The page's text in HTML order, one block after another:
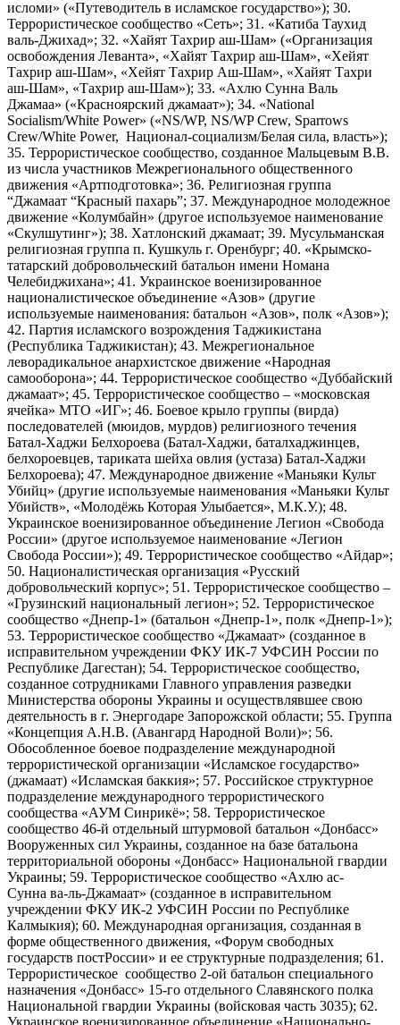
исломи» («Путеводитель в исламское государство»); 30.
Террористическое сообщество «Сеть»; 31. «Катиба Таухид
валь-Джихад»; 32. «Хайят Тахрир аш-Шам» («Организация
освобождения Леванта», «Хайят Тахрир аш-Шам», «Хейят
Тахрир аш-Шам», «Хейят Тахрир Аш-Шам», «Хайят Тахри
аш-Шам», «Тахрир аш-Шам»); 33. «Ахлю Сунна Валь
Джамаа» («Красноярский джамаат»); 34. «National
Socialism/White Power» («NS/WP, NS/WP Crew, Sparrows
Crew/White Power, Национал-социализм/Белая сила, власть»);
35. Террористическое сообщество, созданное Мальцевым В.В.
из числа участников Межрегионального общественного
движения «Артподготовка»; 36. Религиозная группа
“Джамаат “Красный пахарь”; 37. Международное молодежное
движение «Колумбайн» (другое используемое наименование
«Скулшутинг»); 38. Хатлонский джамаат; 39. Мусульманская
религиозная группа п. Кушкуль г. Оренбург; 40. «Крымско-
татарский добровольческий батальон имени Номана
Челебиджихана»; 41. Украинское военизированное
националистическое объединение «Азов» (другие
используемые наименования: батальон «Азов», полк «Азов»);
42. Партия исламского возрождения Таджикистана
(Республика Таджикистан); 43. Межрегиональное
леворадикальное анархистское движение «Народная
самооборона»; 44. Террористическое сообщество «Дуббайский
джамаат»; 45. Террористическое сообщество – «московская
ячейка» МТО «ИГ»; 46. Боевое крыло группы (вирда)
последователей (мюидов, мурдов) религиозного течения
Батал-Хаджи Белхороева (Батал-Хаджи, баталхаджинцев,
белхороевцев, тариката шейха овлия (устаза) Батал-Хаджи
Белхороева); 47. Международное движение «Маньяки Культ
Убийц» (другие используемые наименования «Маньяки Культ
Убийств», «Молодёжь Которая Улыбается», М.К.У.); 48.
Украинское военизированное объединение Легион «Свобода
России» (другое используемое наименование «Легион
Свобода России»); 49. Террористическое сообщество «Айдар»;
50. Националистическая организация «Русский
добровольческий корпус»; 51. Террористическое сообщество –
«Грузинский национальный легион»; 52. Террористическое
сообщество «Днепр-1» (батальон «Днепр-1», полк «Днепр-1»);
53. Террористическое сообщество «Джамаат» (созданное в
исправительном учреждении ФКУ ИК-7 УФСИН России по
Республике Дагестан); 54. Террористическое сообщество,
созданное сотрудниками Главного управления разведки
Министерства обороны Украины и осуществлявшее свою
деятельность в г. Энергодаре Запорожской области; 55. Группа
«Концепция А.Н.В. (Авангард Народной Воли)»; 56.
Обособленное боевое подразделение международной
террористической организации «Исламское государство»
(джамаат) «Исламская баккия»; 57. Российское структурное
подразделение международного террористического
сообщества «АУМ Синрикё»; 58. Террористическое
сообщество 46-й отдельный штурмовой батальон «Донбасс»
Вооруженных сил Украины, созданное на базе батальона
территориальной обороны «Донбасс» Национальной гвардии
Украины; 59. Террористическое сообщество «Ахлю ас-
Сунна ва-ль-Джамаат» (созданное в исправительном
учреждении ФКУ ИК-2 УФСИН России по Республике
Калмыкия); 60. Международная организация, созданная в
форме общественного движения, «Форум свободных
государств постРоссии» и ее структурные подразделения; 61.
Террористическое сообщество 2-ой батальон специального
назначения «Донбасс» 15-го отдельного Славянского полка
Национальной гвардии Украины (войсковая часть 3035); 62.
Украинское военизированное объединение «Национально-